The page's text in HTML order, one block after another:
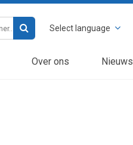
Select language
Over ons Nieuws